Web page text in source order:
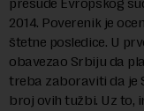
2014. Poverenik je
štetne posledice. U
obavezao Srbiju da
treba zaboraviti da je
broj ovih tužbi. Uz to,